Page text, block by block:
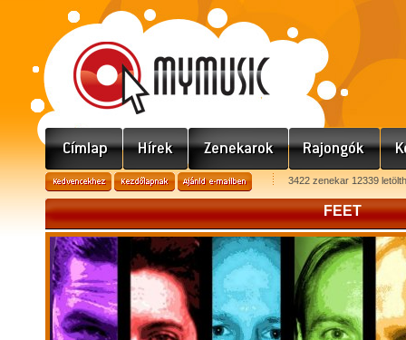
3422 zenekar 12339
FEET